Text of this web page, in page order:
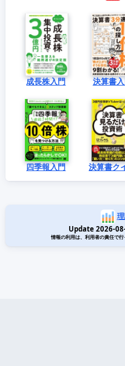
成長株入門 決算書
四季報入門 決算書ク
Update 2026-
情報の利用は、利用者の責任で